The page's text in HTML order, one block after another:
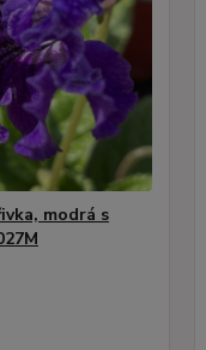
modrá s